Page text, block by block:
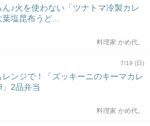
♪火を使わない「ツナトマ冷製カレ
塩昆布うど...
料理家 かめ代。
7/19 (日)
ンジで！「ズッキーニのキーマカレ
2品弁当
料理家 かめ代。